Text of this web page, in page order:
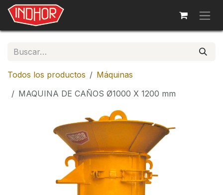
Ir al contenido
Todos los productos
Máquinas
MAQUINA DE CAÑOS Ø1000 X 1200 mm